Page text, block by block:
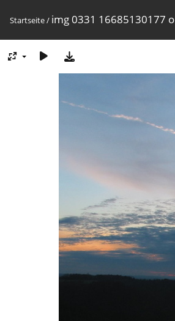
Startseite/ img 0331 16685130177 o